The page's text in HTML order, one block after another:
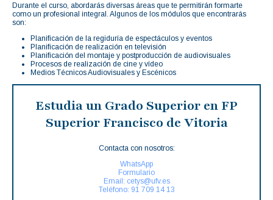
Durante el curso, abordarás diversas áreas que te permitirán formarte
como un profesional integral. Algunos de los módulos que encontrarás
son:
Planificación de la regiduría de espectáculos y eventos
Planificación de realización en televisión
Planificación del montaje y postproducción de audiovisuales
Procesos de realización de cine y vídeo
Medios Técnicos Audiovisuales y Escénicos
Estudia un Grado Superior en FP
Superior Francisco de Vitoria
Contacta con nosotros:
WhatsApp
Formulario
Email: cetys@ufv.es
Teléfono: 91 709 14 13